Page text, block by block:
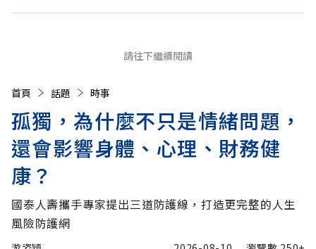
請往下繼續閱讀
首頁 話題 時事
孤獨，為什麼不只是情緒問題，
還會影響身體、心理、財務健
康？
國泰人壽攜手專家提出三道防護線，打造更完整的人生
風險防護網